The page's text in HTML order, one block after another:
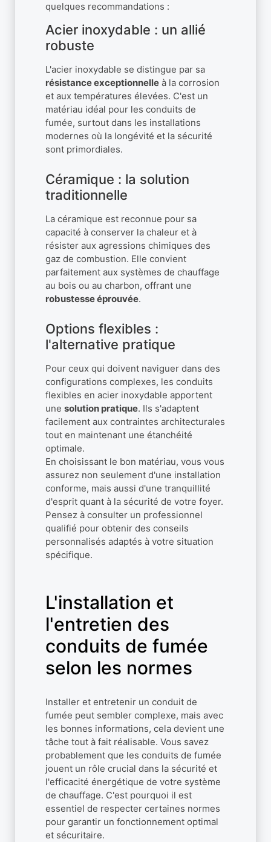
quelques recommandations :
Acier inoxydable : un allié
robuste
L'acier inoxydable se distingue par sa
résistance exceptionnelle à la corrosion
et aux températures élevées. C'est un
matériau idéal pour les conduits de
fumée, surtout dans les installations
modernes où la longévité et la sécurité
sont primordiales.
Céramique : la solution
traditionnelle
La céramique est reconnue pour sa
capacité à conserver la chaleur et à
résister aux agressions chimiques des
gaz de combustion. Elle convient
parfaitement aux systèmes de chauffage
au bois ou au charbon, offrant une
robustesse éprouvée.
Options flexibles :
l'alternative pratique
Pour ceux qui doivent naviguer dans des
configurations complexes, les conduits
flexibles en acier inoxydable apportent
une solution pratique. Ils s'adaptent
facilement aux contraintes architecturales
tout en maintenant une étanchéité
optimale.
En choisissant le bon matériau, vous vous
assurez non seulement d'une installation
conforme, mais aussi d'une tranquillité
d'esprit quant à la sécurité de votre foyer.
Pensez à consulter un professionnel
qualifié pour obtenir des conseils
personnalisés adaptés à votre situation
spécifique.
L'installation et
l'entretien des
conduits de fumée
selon les normes
Installer et entretenir un conduit de
fumée peut sembler complexe, mais avec
les bonnes informations, cela devient une
tâche tout à fait réalisable. Vous savez
probablement que les conduits de fumée
jouent un rôle crucial dans la sécurité et
l'efficacité énergétique de votre système
de chauffage. C'est pourquoi il est
essentiel de respecter certaines normes
pour garantir un fonctionnement optimal
et sécuritaire.